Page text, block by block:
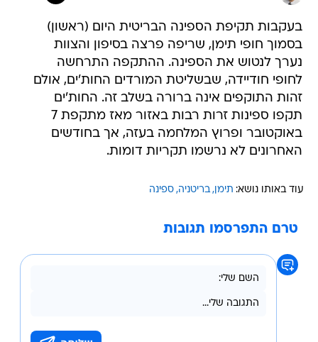
בעקבות תקיפת הספינה הבריטית היום (ראשון)
בסמוך חופי תימן, שריפה פרצה בסיפון והצוות
נערך לנטוש את הספינה. ההתקפה התרחשה
לחופי חודיידה, שבשליטת המורדים החות'ים, אולם
זהות התוקפים אינה ברורה בשלב זה. החות'ים
תקפו ספינות זרות רבות באזור מאז מתקפת 7
באוקטובר ופרוץ המלחמה בעזה, אך בחודשים
האחרונים לא נרשמו תקריות דומות.
עוד באותו נושא: תימן בריטניה ספינה
טרם התפרסמו תגובות